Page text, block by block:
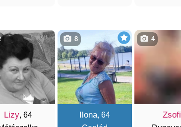
Lizy, 64
Ilona, 64
8
Zsofi
4